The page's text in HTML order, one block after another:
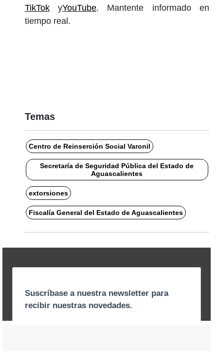
TikTokyYouTube. Mantente informado en
tiempo real.
Temas
Centro de Reinserción Social Varonil
Secretaría de Seguridad Pública del Estado de
Aguascalientes
extorsiones
Fiscalía General del Estado de Aguascalientes